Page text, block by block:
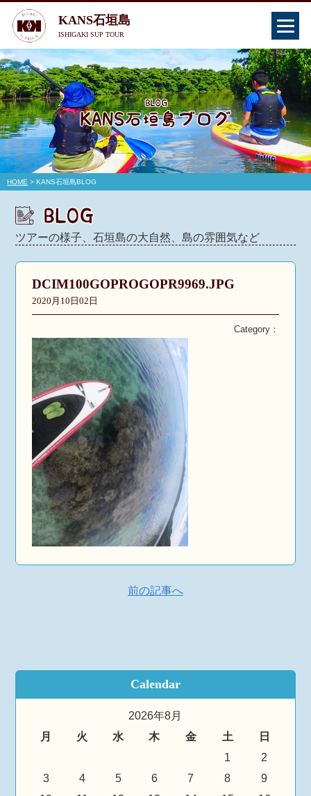
KANS石垣島
ISHIGAKI SUP TOUR
HOME > KANS石垣島BLOG
ツアーの様子、石垣島の大自然、島の雰囲気など
DCIM100GOPROGOPR9969.JPG
2020月10日02日
Category：
前の記事へ
Calendar
2026年8月
月
火 水 木 金 土
日
1
2
3
4 5 6 7 8
9